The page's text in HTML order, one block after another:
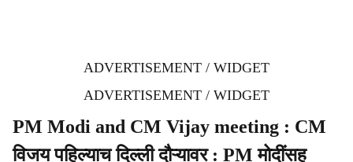
ADVERTISEMENT / WIDGET
ADVERTISEMENT / WIDGET
PM Modi and CM Vijay meeting : CM
विजय पहिल्याच दिल्ली दौऱ्यावर : PM मोदींसह